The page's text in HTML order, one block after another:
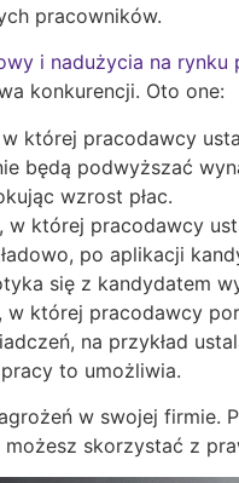
pracowników.
i nadużycia na rynku
konkurencji. Oto one:
której pracodawcy
będą podwyższać
wzrost płac.
w której pracodawcy
po aplikacji
się z kandydatem
w której pracodawcy
na przykład
to umożliwia.
w swojej firmie.
skorzystać z